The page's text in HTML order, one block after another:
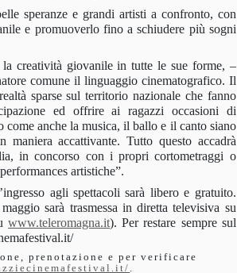
speranze e grandi artisti a confronto, con
e promuoverlo fino a schiudere più sogni
creatività giovanile in tutte le sue forme, –
comune il linguaggio cinematografico. Il
sparse sul territorio nazionale che fanno
ed offrire ai ragazzi occasioni di
anche la musica, il ballo e il canto siano
accattivante. Tutto questo accadrà
in concorso con i propri cortometraggi o
artistiche”.
agli spettacoli sarà libero e gratuito.
sarà trasmessa in diretta televisiva su
www.teleromagna.it). Per restare sempre sul
prenotazione e per verificare